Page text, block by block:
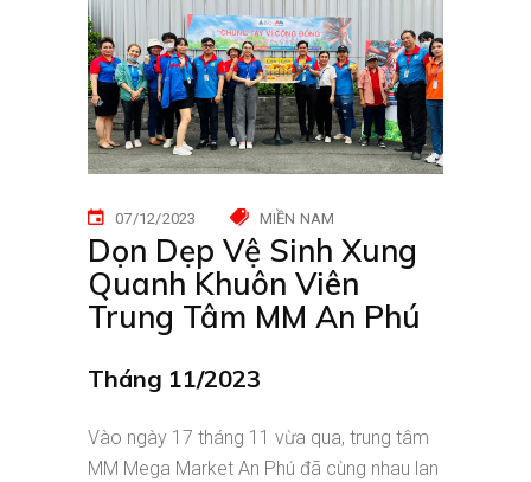
07/12/2023 MIỀN NAM
Dọn Dẹp Vệ Sinh Xung
Quanh Khuôn Viên
Trung Tâm MM An Phú
Tháng 11/2023
Vào ngày 17 tháng 11 vừa qua, trung tâm
MM Mega Market An Phú đã cùng nhau lan